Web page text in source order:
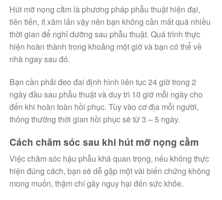
Hút mỡ nọng cằm là phương pháp phẫu thuật hiện đại,
tiên tiến, ít xâm lấn vậy nên bạn không cần mất quá nhiều
thời gian để nghỉ dưỡng sau phẫu thuật. Quá trình thực
hiện hoàn thành trong khoảng một giờ và bạn có thể về
nhà ngay sau đó.
Bạn cần phải đeo đai định hình liên tục 24 giờ trong 2
ngày đầu sau phẫu thuật và duy trì 10 giờ mỗi ngày cho
đến khi hoàn toàn hồi phục. Tùy vào cơ địa mỗi người,
thông thường thời gian hồi phục sẽ từ 3 – 5 ngày.
Cách chăm sóc sau khi hút mỡ nọng cằm
Việc chăm sóc hậu phẫu khá quan trọng, nếu không thực
hiện đúng cách, bạn sẽ dễ gặp một vài biến chứng không
mong muốn, thậm chí gây nguy hại đến sức khỏe.